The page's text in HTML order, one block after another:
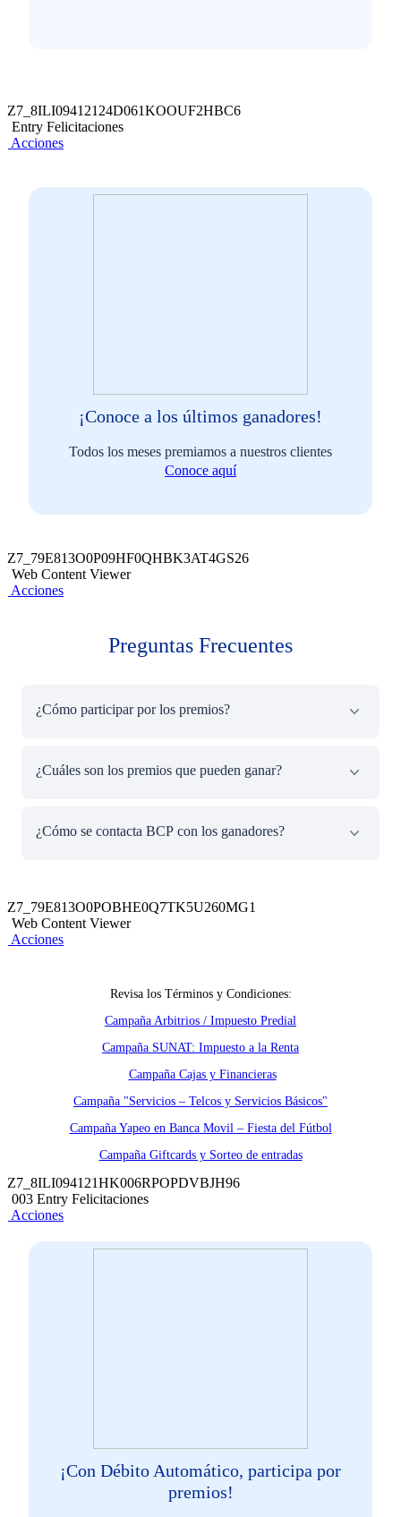
Z7_8ILI09412124D061KOOUF2HBC6
Entry Felicitaciones
Acciones
¡Conoce a los últimos ganadores!
Todos los meses premiamos a nuestros clientes
Conoce aquí
Z7_79E813O0P09HF0QHBK3AT4GS26
Web Content Viewer
Acciones
Preguntas Frecuentes
¿Cómo participar por los premios?​
Financieras, arbitrios, e-commerce y Ventas por Catálogo
¿Cuáles son los premios que pueden ganar?
el pago de los rubros de la campaña a través de la sección
¿Cómo se contacta BCP con los ganadores?
correo y/o llamada.
Z7_79E813O0POBHE0Q7TK5U260MG1
Web Content Viewer
Acciones
Revisa los Términos y Condiciones:
Campaña Arbitrios / Impuesto Predial
Campaña SUNAT: Impuesto a la Renta
Campaña Cajas y Financieras
Campaña "Servicios – Telcos y Servicios Básicos"
Campaña Yapeo en Banca Movil – Fiesta del Fútbol
Campaña Giftcards y Sorteo de entradas
Z7_8ILI094121HK006RPOPDVBJH96
003 Entry Felicitaciones
Acciones
¡Con Débito Automático, participa por
premios!